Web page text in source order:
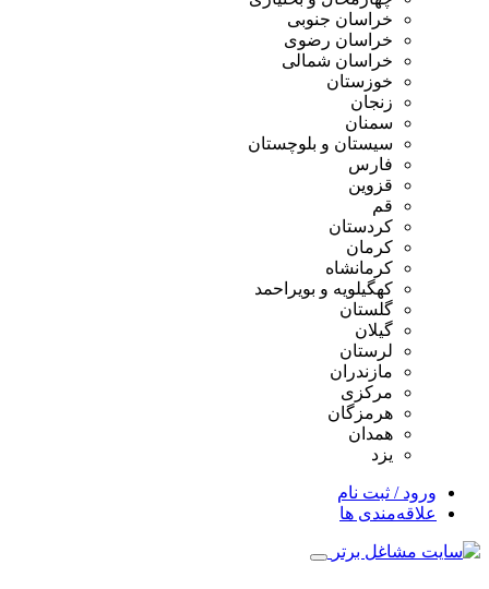
خراسان جنوبی
خراسان رضوی
خراسان شمالی
خوزستان
زنجان
سمنان
سیستان و بلوچستان
فارس
قزوین
قم
کردستان
کرمان
کرمانشاه
کهگیلویه و بویراحمد
گلستان
گیلان
لرستان
مازندران
مرکزی
هرمزگان
همدان
یزد
ورود / ثبت نام
علاقه‌مندی ها